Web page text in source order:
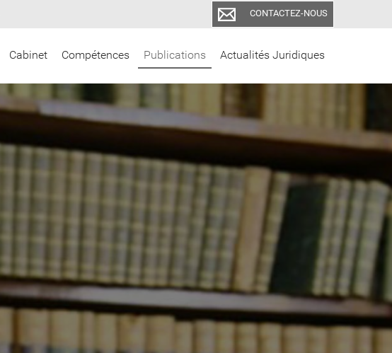
Cabinet Compétences Publications Actualités Juridiques
CONTACTEZ-NOUS